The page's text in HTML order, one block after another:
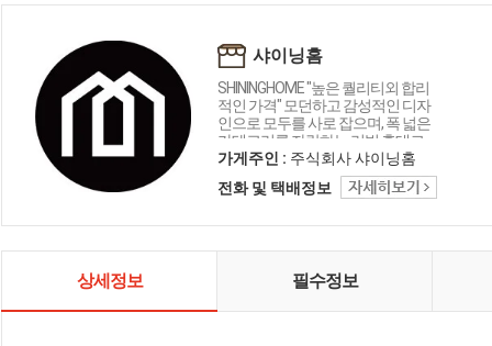
샤이닝홈
SHININGHOME "높은 퀄리티외 합리
적인 가격" 모던하고 감성적인 디자
인으로 모두를 사로 잡으며, 폭 넓은
카테고리를 자랑하는 리빙 홈데코
인테리어 샤이닝홈입니다.
가게주인 : 주식회사 샤이닝홈
전화 및 택배정보
상세정보 필수정보